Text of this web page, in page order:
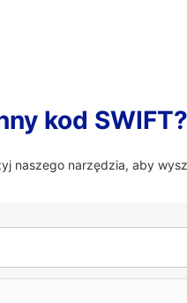
kod SWIFT?
naszego narzędzia, aby